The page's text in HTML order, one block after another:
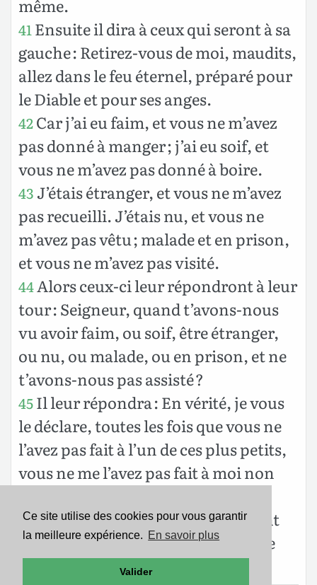
Ce site utilise des cookies pour vous garantir
la meilleure expérience. En savoir plus
Valider
même.
41 Ensuite il dira à ceux qui seront à sa
gauche : Retirez-vous de moi, maudits,
allez dans le feu éternel, préparé pour
le Diable et pour ses anges.
42Car j’ai eu faim, et vous ne m’avez
pas donné à manger ; j’ai eu soif, et
vous ne m’avez pas donné à boire.
43 J’étais étranger, et vous ne m’avez
pas recueilli. J’étais nu, et vous ne
m’avez pas vêtu ; malade et en prison,
et vous ne m’avez pas visité.
44Alors ceux-ci leur répondront à leur
tour : Seigneur, quand t’avons-nous
vu avoir faim, ou soif, être étranger,
ou nu, ou malade, ou en prison, et ne
t’avons-nous pas assisté ?
45Il leur répondra : En vérité, je vous
le déclare, toutes les fois que vous ne
l’avez pas fait à l’un de ces plus petits,
vous ne me l’avez pas fait à moi non
46Et ceux-ci s’en iront au châtiment
éternel, mais les justes iront à la vie
éternelle.